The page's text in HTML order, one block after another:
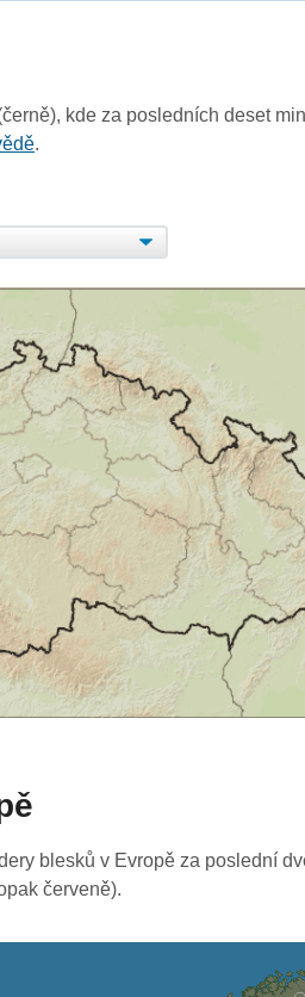
kde za posledních deset
.
blesků v Evropě za poslední
červeně).